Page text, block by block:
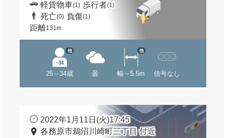
軽貨物車(1) 歩行者(1)
死亡(0) 負傷(1)
距離131m
25～34歳
他
曇 幅～5.5m
他
信号なし
2022年1月11日(火)17:45
各務原市鵜沼川崎町三丁目 付近